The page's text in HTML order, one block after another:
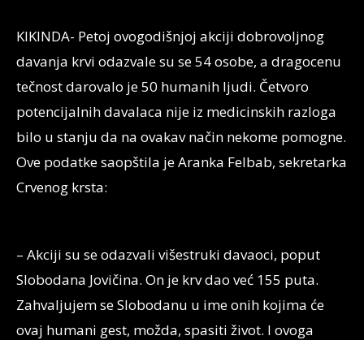
KIKINDA- Petoj ovogodišnjoj akciji dobrovoljnog
davanja krvi odazvale su se 54 osobe, a dragocenu
tečnost darovalo je 50 humanih ljudi. Četvoro
potencijalnih davalaca nije iz medicinskih razloga
bilo u stanju da na ovakav način nekome pomogne.
Ove podatke saopštila je Aranka Felbab, sekretarka
Crvenog krsta:
– Akciji su se odazvali višestruki davaoci, poput
Slobodana Jovičina. On je krv dao već 155 puta.
Zahvaljujem se Slobodanu u ime onih kojima će
ovaj humani gest, možda, spasiti život. I ovoga